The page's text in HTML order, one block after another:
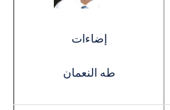
إضاءات
طه النعمان